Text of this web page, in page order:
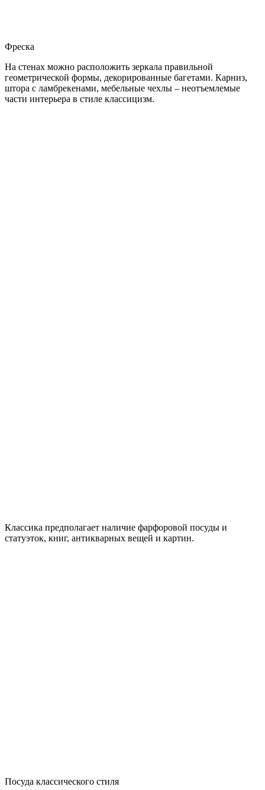
Фреска
На стенах можно расположить зеркала правильной
геометрической формы, декорированные багетами. Карниз,
штора с ламбрекенами, мебельные чехлы – неотъемлемые
части интерьера в стиле классицизм.
Классика предполагает наличие фарфоровой посуды и
статуэток, книг, антикварных вещей и картин.
Посуда классического стиля